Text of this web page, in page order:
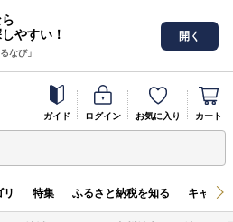
やすい！
なび」
開く
ガイド ログイン お気に入り カート
リ 特集 ふるさと納税を知る キャン